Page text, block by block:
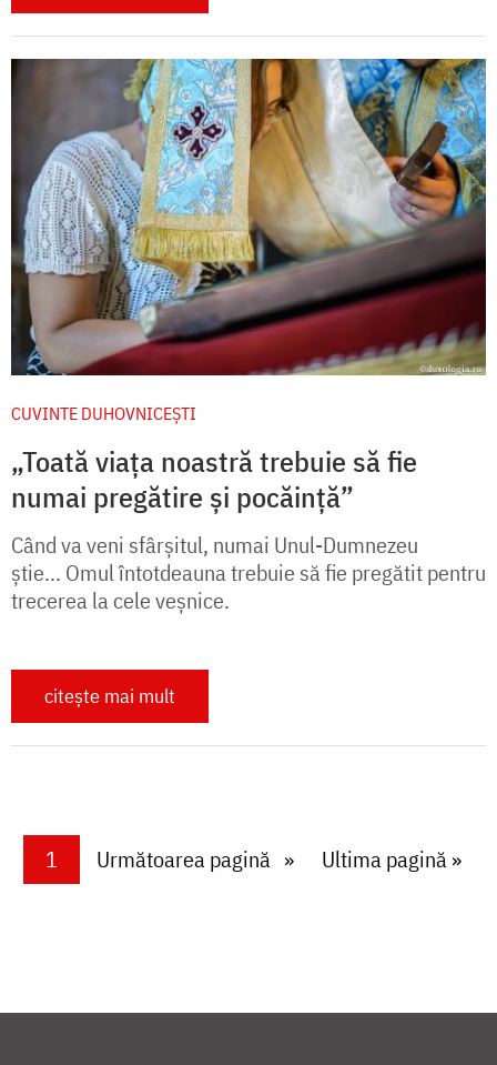
CUVINTE DUHOVNICEȘTI
„Toată viața noastră trebuie să fie
numai pregătire și pocăință”
Când va veni sfârșitul, numai Unul-Dumnezeu
știe... Omul întotdeauna trebuie să fie pregătit pentru
trecerea la cele veșnice.
citește mai mult
PaginareCurrent page
1 Next page
Următoarea pagină Last page
Ultima pagină »